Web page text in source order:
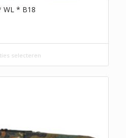
WL * B18
selecteren